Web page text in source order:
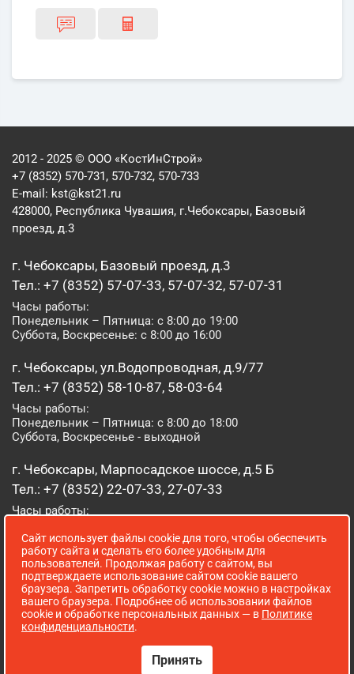
2012 - 2025 © ООО «КостИнСтрой»
+7 (8352) 570-731, 570-732, 570-733
E-mail: kst@kst21.ru
428000, Республика Чувашия, г.Чебоксары, Базовый
проезд, д.3
г. Чебоксары, Базовый проезд, д.3
Тел.: +7 (8352) 57-07-33, 57-07-32, 57-07-31
Часы работы:
Понедельник – Пятница: с 8:00 до 19:00
Суббота, Воскресенье: с 8:00 до 16:00
г. Чебоксары, ул.Водопроводная, д.9/77
Тел.: +7 (8352) 58-10-87, 58-03-64
Часы работы:
Понедельник – Пятница: с 8:00 до 18:00
Суббота, Воскресенье - выходной
г. Чебоксары, Марпосадское шоссе, д.5 Б
Тел.: +7 (8352) 22-07-33, 27-07-33
Часы работы:
Суббота, Воскресенье: с 8:00 до 16:00
г. Йошкар-Ола, ул. Луначарского, д. 52 А
Тел.: (8362) 41-07-31
Часы работы:
Понедельник – Пятница: с 8:00 до 18:00
Сайт использует файлы cookie для того, чтобы обеспечить
работу сайта и сделать его более удобным для
пользователей. Продолжая работу с сайтом, вы
подтверждаете использование сайтом cookie вашего
браузера. Запретить обработку cookie можно в настройках
вашего браузера. Подробнее об использовании файлов
cookie и обработке персональных данных — в Политике
конфиденциальности.
Принять